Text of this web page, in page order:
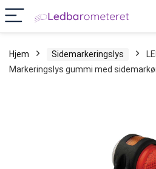
Hjem Sidemarkeringslys
Markeringslys gummi med